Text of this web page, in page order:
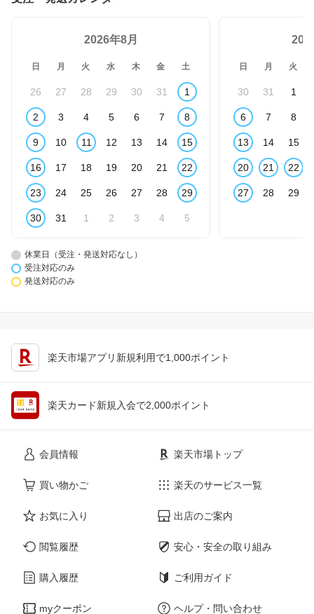
2026年8月
日 月 火 水 木 金 土
26 27 28 29 30 31 1
2 3 4 5 6 7 8
9 10 11 12 13 14 15
16 17 18 19 20 21 22
23 24 25 26 27 28 29
30 31 1 2 3 4 5
日 月 火
30 31 1
6 7 8
13 14 15
20 21 22
27 28 29
休業日（受注・発送対応なし）
受注対応のみ
発送対応のみ
楽天市場アプリ新規利用で1,000ポイント
楽天カード新規入会で2,000ポイント
会員情報
買い物かご
お気に入り
閲覧履歴
購入履歴
myクーポン
楽天市場トップ
楽天のサービス一覧
出店のご案内
安心・安全の取り組み
ご利用ガイド
ヘルプ・問い合わせ